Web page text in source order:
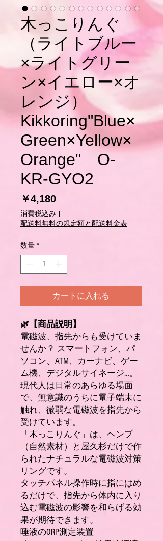
木っこりんぐ
（ライトブルー
×ライトグリー
ン×イエロー×オ
レンジ）
Kikkoring"Blue×
Green×Yellow×
Orange" O-
KR-GYO2
￥4,180価
格
消費税込み
配送料無料の規定額と配送料金表
数量 *
カートに入れる
🌿【商品説明】
電磁波、指先からも受けていま
せんか？ スマートフォン、パ
ソコン、ATM、カーナビ、ゲー
ム機、デジタルサイネージ…。
現代人は日常のあらゆる場面
で、無意識のうちに電子端末に
触れ、微弱な電磁波を指先から
受けています。
「木っこりんぐ」は、ヘンプ
（自然素材）と屋久杉だけで作
られたナチュラルな電磁波対策
リングです。
タッチパネル操作時に指にはめ
るだけで、指先から体内に入り
込む電磁波の影響を和らげる効
果が期待できます。
唾液のORP測定装置